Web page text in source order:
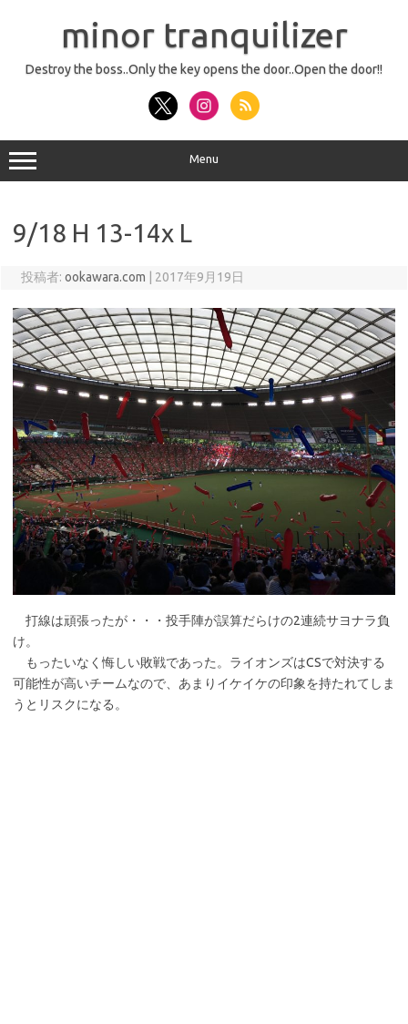
minor tranquilizer
Destroy the boss..Only the key opens the door..Open the door!!
Menu
9/18 H 13-14x L
投稿者: ookawara.com 2017年9月19日
打線は頑張ったが・・・投手陣が誤算だらけの2連続サヨナラ負
け。
もったいなく悔しい敗戦であった。ライオンズはCSで対決する
可能性が高いチームなので、あまりイケイケの印象を持たれてしま
うとリスクになる。